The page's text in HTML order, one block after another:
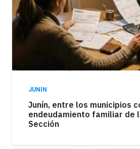
JUNIN
Junín, entre los municipios
endeudamiento familiar de
Sección